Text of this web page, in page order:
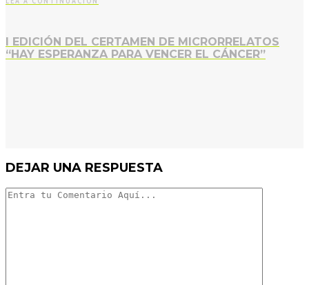
I EDICIÓN DEL CERTAMEN DE MICRORRELATOS
“HAY ESPERANZA PARA VENCER EL CÁNCER”
DEJAR UNA RESPUESTA